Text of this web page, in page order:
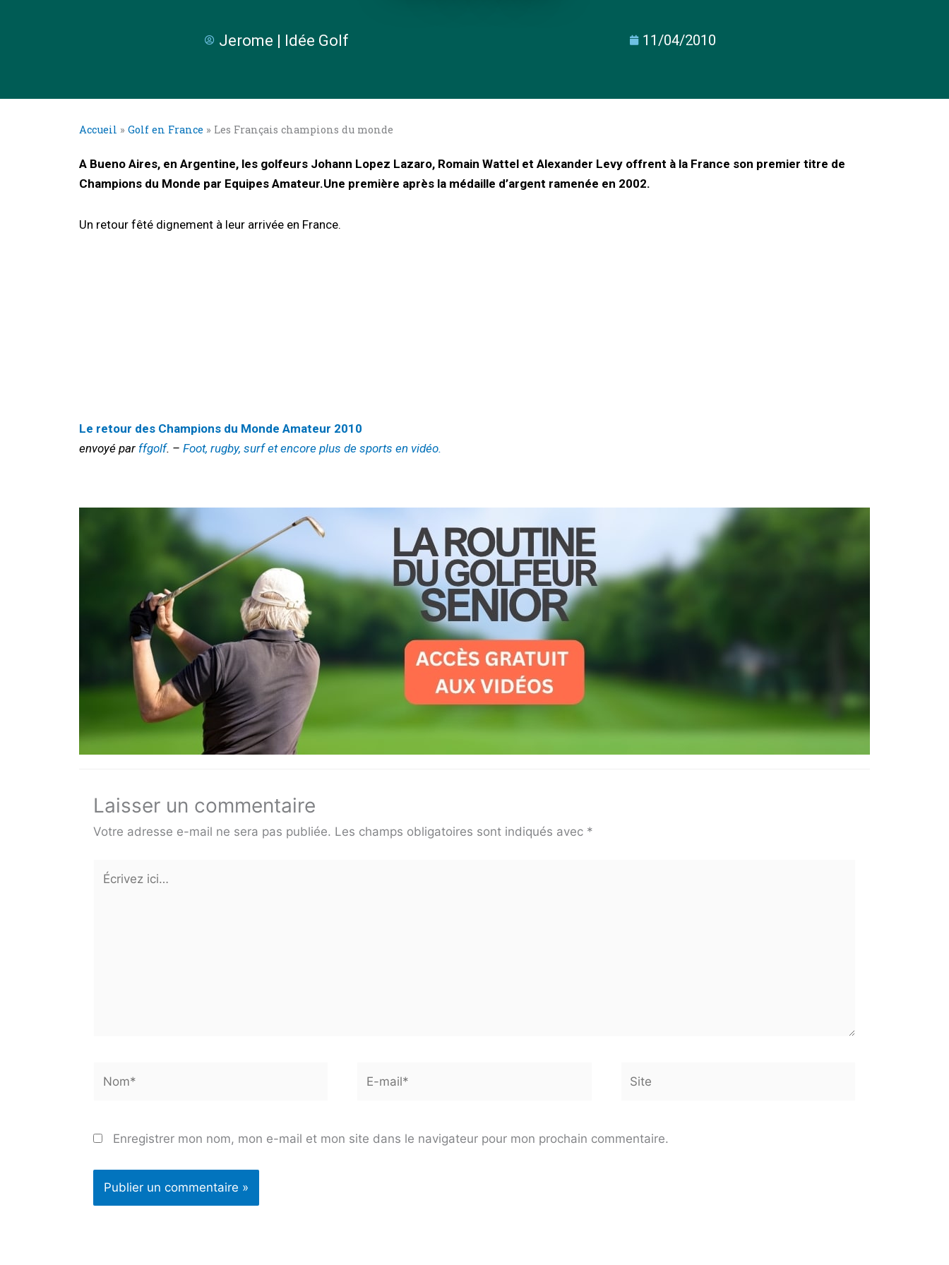
Jerome | Idée Golf 11/04/2010
Accueil » Golf en France » Les Français champions du monde
A Bueno Aires, en Argentine, les golfeurs Johann Lopez Lazaro, Romain Wattel et Alexander Levy offrent à la France son premier titre de
Champions du Monde par Equipes Amateur.Une première après la médaille d’argent ramenée en 2002.
Un retour fêté dignement à leur arrivée en France.
Le retour des Champions du Monde Amateur 2010
envoyé par ffgolf. – Foot, rugby, surf et encore plus de sports en vidéo.
Laisser un commentaire
Votre adresse e-mail ne sera pas publiée. Les champs obligatoires sont indiqués avec *
Écrivez
Enregistrer mon nom, mon e-mail et mon site dans le navigateur pour mon prochain commentaire.